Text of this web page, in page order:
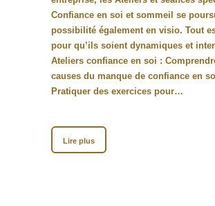
Confiance en soi et sommeil se
possibilité également en visio. Tout
pour qu’ils soient dynamiques et
Ateliers confiance en soi :
causes du manque de confiance en
Pratiquer des exercices pour…
Lire plus